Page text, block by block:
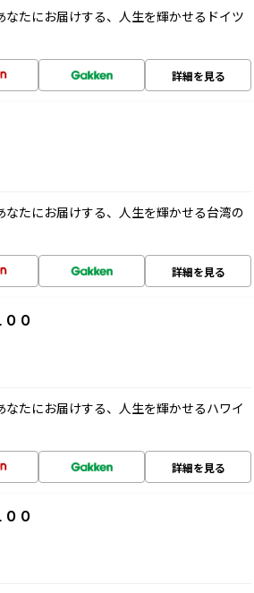
たにお届けする、人生を輝かせるドイツ
詳細を見る
たにお届けする、人生を輝かせる台湾の
詳細を見る
０
たにお届けする、人生を輝かせるハワイ
詳細を見る
０